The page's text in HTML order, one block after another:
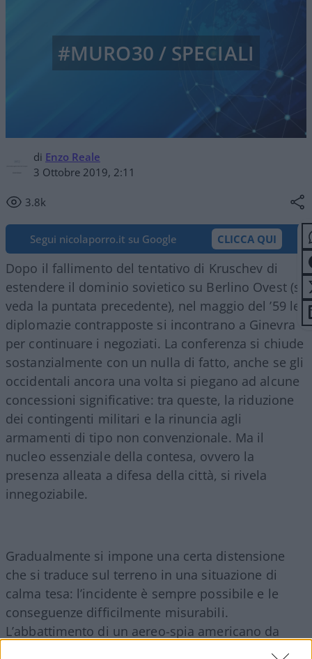
di Enzo Reale
3 Ottobre 2019, 2:11
3.8k
#MURO30 / SPECIALI
Segui nicolaporro.it su Google CLICCA QUI
Dopo il fallimento del tentativo di Kruschev di
estendere il dominio sovietico su Berlino Ovest (si
veda la puntata precedente), nel maggio del ’59 le
diplomazie contrapposte si incontrano a Ginevra
per continuare i negoziati. La conferenza si chiude
sostanzialmente con un nulla di fatto, anche se gli
occidentali ancora una volta si piegano ad alcune
concessioni significative: tra queste, la riduzione
dei contingenti militari e la rinuncia agli
armamenti di tipo non convenzionale. Ma il
nucleo essenziale della contesa, ovvero la
presenza alleata a difesa della città, si rivela
innegoziabile.
Gradualmente si impone una certa distensione
che si traduce sul terreno in una situazione di
calma tesa: l’incidente è sempre possibile e le
conseguenze difficilmente misurabili.
L’abbattimento di un aereo-spia americano da
parte dei sovietici e la cattura del pilota rivelano la